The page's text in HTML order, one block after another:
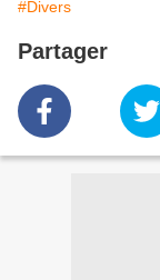
#Divers
Partager